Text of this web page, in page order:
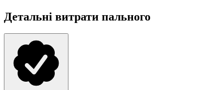
Детальні витрати пального